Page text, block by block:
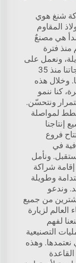
شنغ هوي
المقاوم
هي مصنعٌ
منذ فترة
ونعمل على
منتجاتنا منذ 35
وخلال هذه
كنا ننمو
ونتحسّن.
لمواصلة
إنتاجنا
فروع
في
ونأمل
شراكة
وطويلة
وندعو
من جميع
العالم لزيارة
لفهم
التصنيعية
نعتمدها. وهذه